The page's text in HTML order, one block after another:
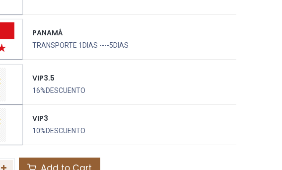
PANAMÁ
TRANSPORTE 1DIAS ----5DIAS
VIP3.5
16%DESCUENTO
VIP3
10%DESCUENTO